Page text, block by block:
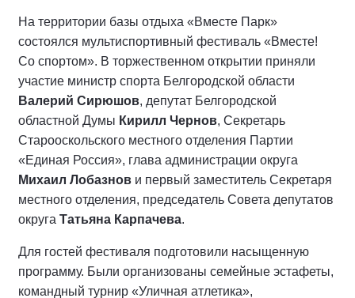
На территории базы отдыха «Вместе Парк»
состоялся мультиспортивный фестиваль «Вместе!
Со спортом». В торжественном открытии приняли
участие министр спорта Белгородской области
Валерий Сирюшов, депутат Белгородской
областной Думы Кирилл Чернов, Секретарь
Старооскольского местного отделения Партии
«Единая Россия», глава администрации округа
Михаил Лобазнов и первый заместитель Секретаря
местного отделения, председатель Совета депутатов
округа Татьяна Карпачева.
Для гостей фестиваля подготовили насыщенную
программу. Были организованы семейные эстафеты,
командный турнир «Уличная атлетика»,